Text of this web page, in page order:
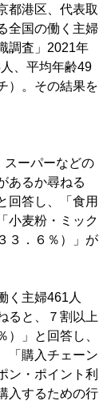
都港区、代表取
全国の働く主婦
調査」2021年
、平均年齢49
）。その結果を
スーパーなどの
あるか尋ねる
回答し、「食用
小麦粉・ミック
３．６％）」が
く主婦461人
ると、７割以上
」と回答し、
「購入チェーン
ン・ポイント利
入するための行